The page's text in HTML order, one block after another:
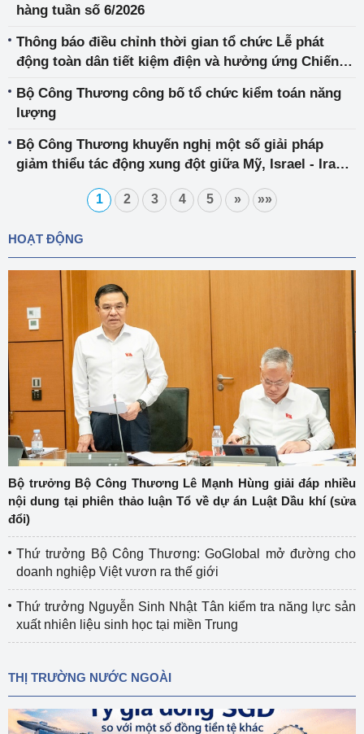
hàng tuần số 6/2026
Thông báo điều chỉnh thời gian tổ chức Lễ phát
động toàn dân tiết kiệm điện và hưởng ứng Chiến
Bộ Công Thương công bố tổ chức kiểm toán năng
lượng
Bộ Công Thương khuyến nghị một số giải pháp
giảm thiểu tác động xung đột giữa Mỹ, Israel - Iran
1 2 3 4 5 » »»
HOẠT ĐỘNG
Bộ trưởng Bộ Công Thương Lê Mạnh Hùng giải đáp nhiều
nội dung tại phiên thảo luận Tổ về dự án Luật Dầu khí (sửa
đổi)
Thứ trưởng Bộ Công Thương: GoGlobal mở đường cho
doanh nghiệp Việt vươn ra thế giới
Thứ trưởng Nguyễn Sinh Nhật Tân kiểm tra năng lực sản
xuất nhiên liệu sinh học tại miền Trung
THỊ TRƯỜNG NƯỚC NGOÀI